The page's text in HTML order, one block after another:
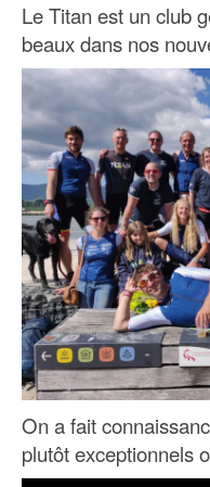
Le Titan est un club
beaux dans nos
On a fait
plutôt exceptionnels